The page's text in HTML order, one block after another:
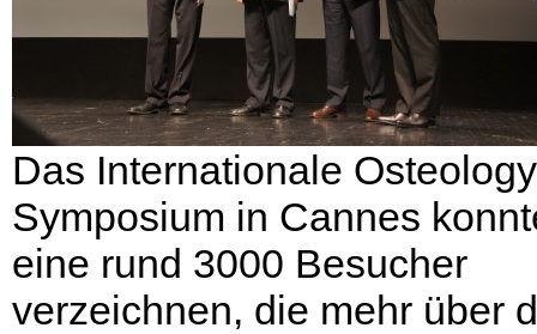
Das Internationale Osteology
Symposium in Cannes
eine rund 3000 Besucher
verzeichnen, die mehr über